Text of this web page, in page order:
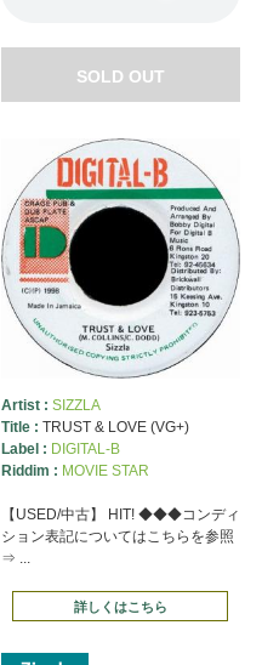
SOLD OUT
Artist : SIZZLA
Title : TRUST & LOVE (VG+)
Label : DIGITAL-B
Riddim : MOVIE STAR
【USED/中古】 HIT! ◆◆◆コンディ
ション表記についてはこちらを参照
⇒ ...
詳しくはこちら